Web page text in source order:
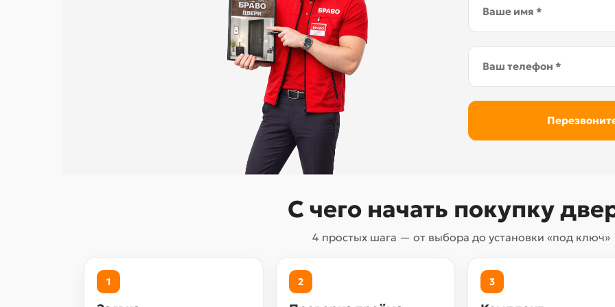
С чего начать покупку
4 простых шага — от выбора до установки «под ключ»
1 2 3